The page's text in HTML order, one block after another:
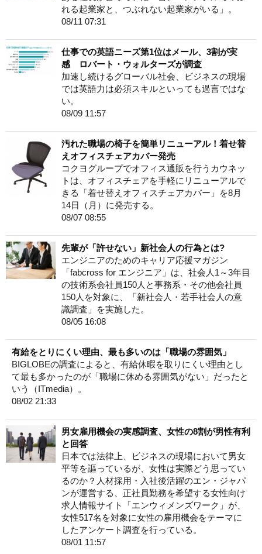
れる起業家と、つぶれない起業家がいる」。
08/11 07:31
仕事での英語ニーズ第1位はメール、3割が実
感 ロバート・ウォルターズが調査
加速し続けるグローバル社会、ビジネスの現場
では英語力は必須スキルといっても過言ではな
い。
08/09 11:57
汚れた職場の椅子を簡単リニューアル！着せ替
えオフィスチェアカバー発売
コクヨグループでオフィス通販を行うカウネッ
トは、オフィスチェアを手軽にリニューアルで
きる「着せ替えオフィスチェアカバー」を8月
14日（月）に発売する。
08/07 08:55
先輩が「許せない」新社会人の行為とは?
エンジニアのためのキャリア応援マガジン
「fabcross for エンジニア」は、社会人1～3年目
の技術系会社員150人と事務系・その他会社員
150人を対象に、「新社会人・若手社会人の意
識調査」を実施した。
08/05 16:08
有給をとりにくい理由、最も多いのは「職場の雰囲気」
BIGLOBEの調査によると、有給休暇を取りにくい理由とし
て最も多かったのが「職場に休める雰囲気がない」だったと
いう（ITmedia）。
08/02 21:33
男女雇用機会の実感調査、女性の8割が男性有利
と回答
日本では法律上、ビジネスの現場において男女
平等を謳っているが、女性は実際どう思ってい
るのか？人材採用・入社後活躍のエン・ジャパ
ンが運営する、正社員勤務を希望する女性向け
求人情報サイト「エンウィメンズワーク」が、
女性517名を対象に女性の雇用機会をテーマに
したアンケート調査を行っている。
08/01 11:57